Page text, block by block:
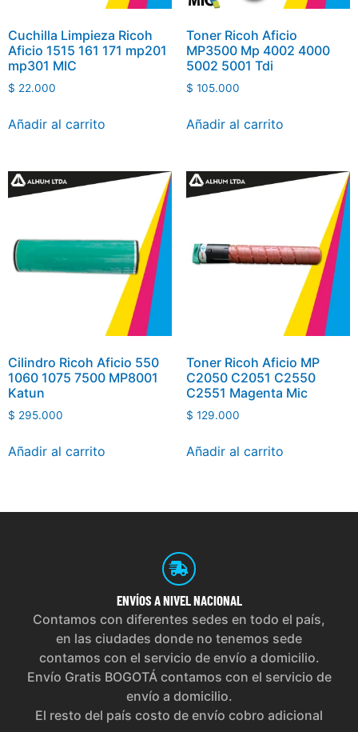
Cuchilla Limpieza Ricoh
Aficio 1515 161 171 mp201
mp301 MIC
$ 22.000
Añadir al carrito
Toner Ricoh Aficio
MP3500 Mp 4002 4000
5002 5001 Tdi
$ 105.000
Añadir al carrito
Cilindro Ricoh Aficio 550
1060 1075 7500 MP8001
Katun
$ 295.000
Añadir al carrito
Toner Ricoh Aficio MP
C2050 C2051 C2550
C2551 Magenta Mic
$ 129.000
Añadir al carrito
ENVÍOS A NIVEL NACIONAL
Contamos con diferentes sedes en todo el país,
en las ciudades donde no tenemos sede
contamos con el servicio de envío a domicilio.
Envío Gratis BOGOTÁ contamos con el servicio de
envío a domicilio.
El resto del país costo de envío cobro adicional